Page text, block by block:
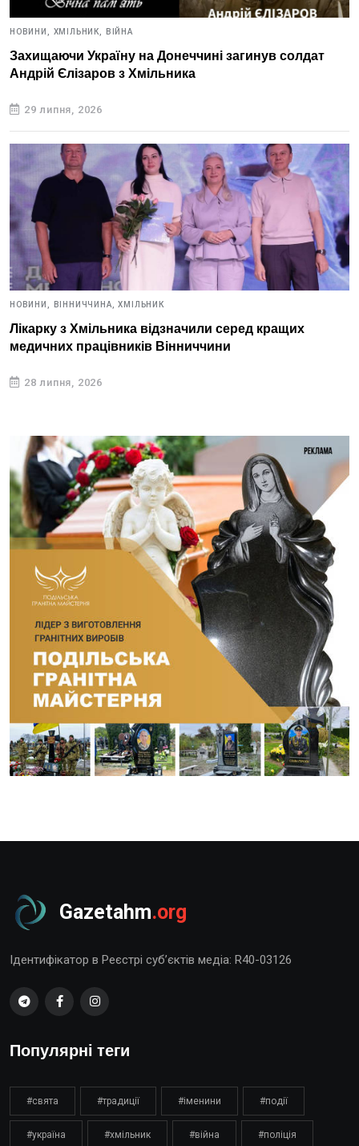
НОВИНИ, ХМІЛЬНИК, ВІЙНА
Захищаючи Україну на Донеччині загинув солдат
Андрій Єлізаров з Хмільника
29 липня, 2026
НОВИНИ, ВІННИЧЧИНА, ХМІЛЬНИК
Лікарку з Хмільника відзначили серед кращих
медичних працівників Вінниччини
28 липня, 2026
Gazetahm.org
Ідентифікатор в Реєстрі суб’єктів медіа: R40-03126
Популярні теги
#свята #традиції #іменини #події
#україна #хмільник #війна #поліція